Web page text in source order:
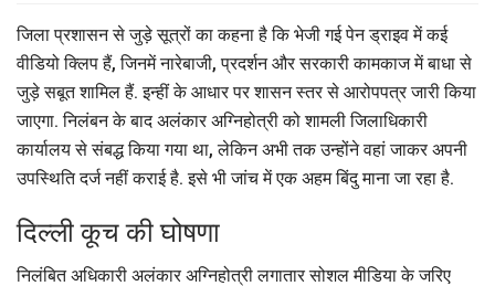
जिला प्रशासन से जुड़े सूत्रों का कहना है कि भेजी गई पेन ड्राइव में कई
वीडियो क्लिप हैं, जिनमें नारेबाजी, प्रदर्शन और सरकारी कामकाज में बाधा से
जुड़े सबूत शामिल हैं. इन्हीं के आधार पर शासन स्तर से आरोपपत्र जारी किया
जाएगा. निलंबन के बाद अलंकार अग्निहोत्री को शामली जिलाधिकारी
कार्यालय से संबद्ध किया गया था, लेकिन अभी तक उन्होंने वहां जाकर अपनी
उपस्थिति दर्ज नहीं कराई है. इसे भी जांच में एक अहम बिंदु माना जा रहा है.
दिल्ली कूच की घोषणा
निलंबित अधिकारी अलंकार अग्निहोत्री लगातार सोशल मीडिया के जरिए